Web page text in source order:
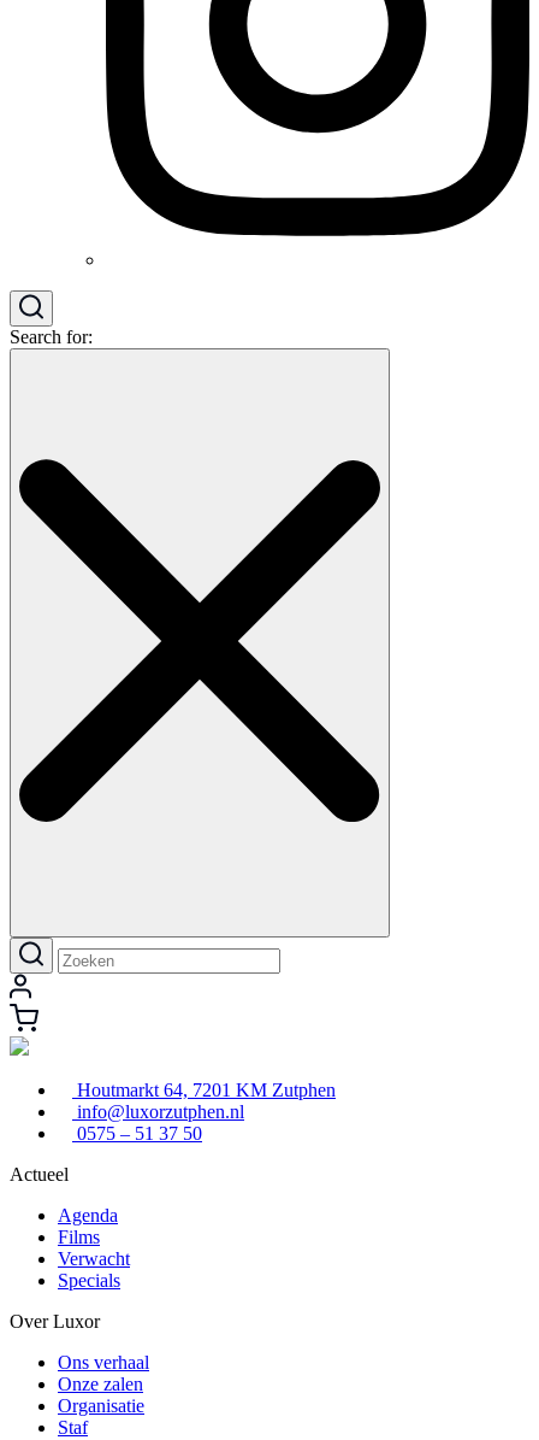
Search for:
Houtmarkt 64, 7201 KM Zutphen
info@luxorzutphen.nl
0575 – 51 37 50
Actueel
Agenda
Films
Verwacht
Specials
Over Luxor
Ons verhaal
Onze zalen
Organisatie
Staf